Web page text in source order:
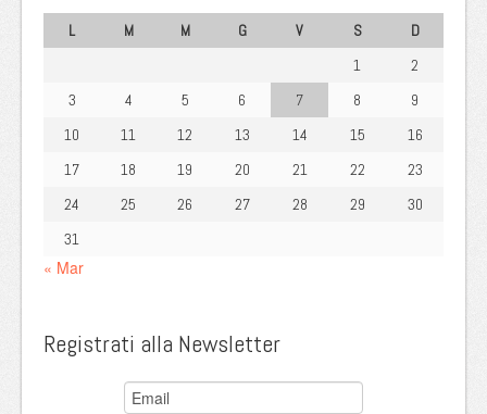
L
M M G V S
D
1
2
3
4 5 6 7 8
9
10
11 12 13 14 15
16
17
18 19 20 21 22
23
24
25 26 27 28 29
30
31
« Mar
Registrati alla Newsletter